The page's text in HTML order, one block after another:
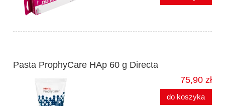
Pasta ProphyCare HAp 60 g Directa
75,90 zł
do koszyka